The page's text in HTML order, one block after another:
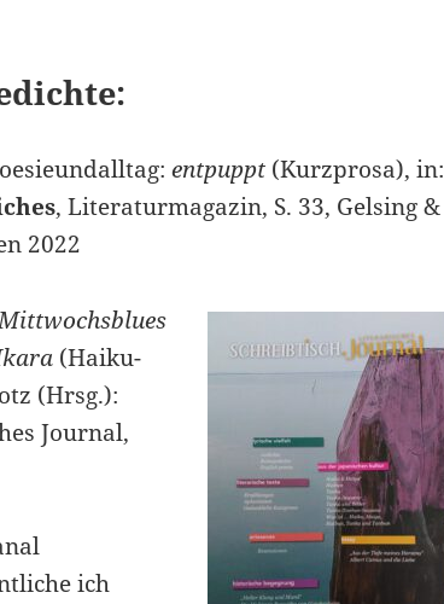
entpuppt (Kurzprosa), in:
, Literaturmagazin, S. 33, Gelsing &
2022
(Haiku-
(Hrsg.):
Journal,
ich